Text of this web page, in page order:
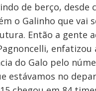
de berço,
o Galinho que vai
Então a gente
do Galo pelo
estávamos no